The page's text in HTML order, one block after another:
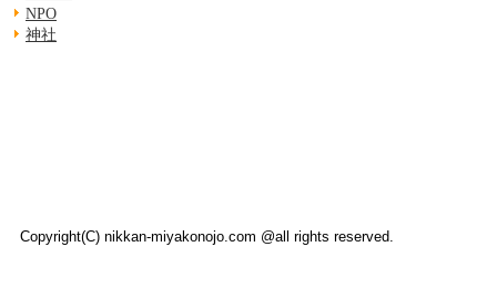
NPO
神社
Copyright(C) nikkan-miyakonojo.com @all rights reserved.